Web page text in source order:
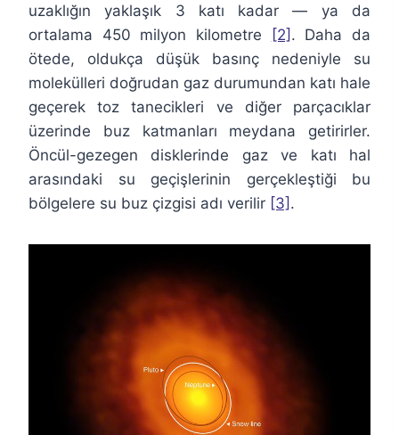
uzaklığın yaklaşık 3 katı kadar — ya da
ortalama 450 milyon kilometre
[2] . Daha da
ötede, oldukça düşük basınç nedeniyle su
molekülleri doğrudan gaz durumundan katı hale
geçerek toz tanecikleri ve diğer parçacıklar
üzerinde buz katmanları meydana getirirler.
Öncül-gezegen disklerinde gaz ve katı hal
arasındaki su geçişlerinin gerçekleştiği bu
bölgelere su buz çizgisi adı verilir [3] .